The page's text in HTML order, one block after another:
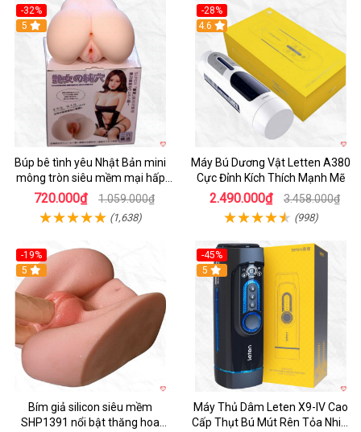
-32%
Hot
5
Búp bê tình yêu Nhật Bản mini
mông tròn siêu mềm mại hấp
dẫn
720.000₫ 1.059.000₫
(1,638)
-28%
Hot
4.6
Máy Bú Dương Vật Letten A380
Cực Đỉnh Kích Thích Mạnh Mẽ
2.490.000₫ 3.458.000₫
(998)
-19%
Hot
5
Bím giả silicon siêu mềm
SHP1391 nổi bật thăng hoa
-45%
Hot
5
Máy Thủ Dâm Leten X9-IV Cao
Cấp Thụt Bú Mút Rên Tỏa Nhiệt